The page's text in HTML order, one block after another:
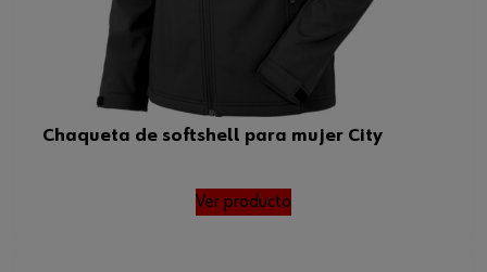
Chaqueta de softshell para mujer City
Ver producto